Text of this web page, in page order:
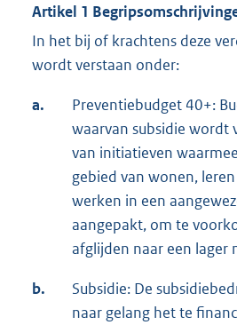
Artikel 1
In het bij of krachtens deze
wordt verstaan onder:
a.
Preventiebudget 40+:
waarvan subsidie wordt
van initiatieven
gebied van wonen,
werken in een
aangepakt, om te
afglijden naar een lager
b.
Subsidie: De
naar gelang het te